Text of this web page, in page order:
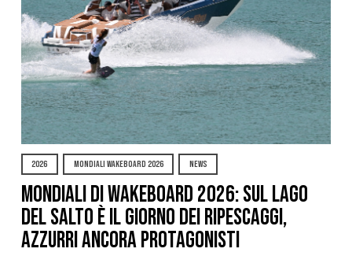
2026 MONDIALI WAKEBOARD 2026 NEWS
Mondiali di Wakeboard 2026: sul Lago
del Salto è il giorno dei ripescaggi,
azzurri ancora protagonisti